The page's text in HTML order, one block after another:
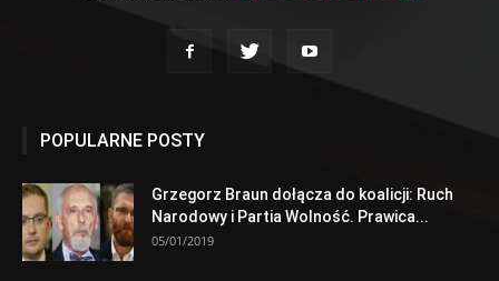
POPULARNE POSTY
Grzegorz Braun dołącza do koalicji: Ruch
Narodowy i Partia Wolność. Prawica...
05/01/2019